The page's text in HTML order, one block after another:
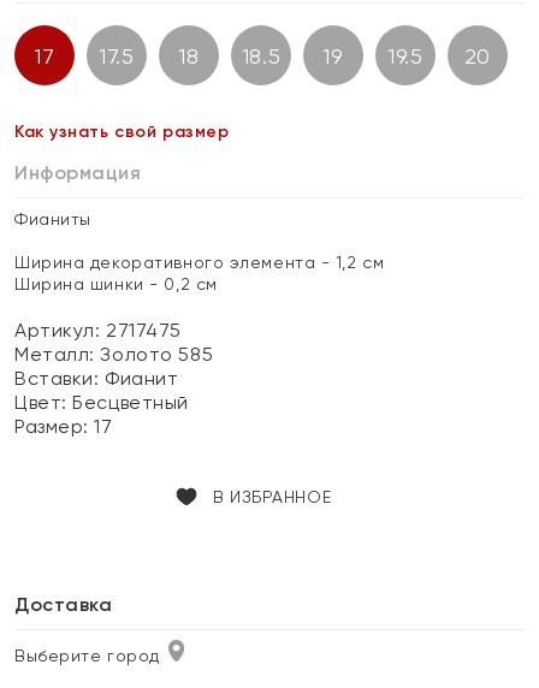
17 17.5 18 18.5 19 19.5 20
Как узнать свой размер
Информация
Фианиты
Ширина декоративного элемента - 1,2 см
Ширина шинки - 0,2 см
Артикул: 2717475
Металл:Золото 585
Вставки: Фианит
Цвет:Бесцветный
Размер:17
В ИЗБРАННОЕ
Доставка
Выберите город